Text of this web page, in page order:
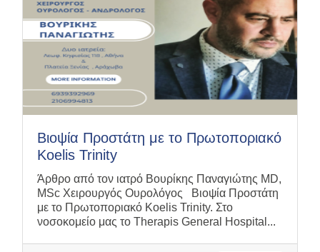
Βιοψία Προστάτη με το Πρωτοποριακό
Koelis Trinity
Άρθρο από τον ιατρό Βουρίκης Παναγιώτης MD,
MSc Χειρουργός Ουρολόγος Βιοψία Προστάτη
με το Πρωτοποριακό Koelis Trinity. Στο
νοσοκομείο μας το Therapis General Hospital...